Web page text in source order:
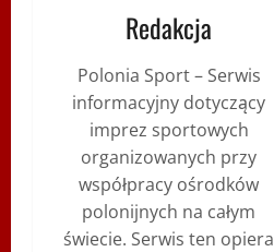
Redakcja
Polonia Sport – Serwis
informacyjny dotyczący
imprez sportowych
organizowanych przy
współpracy ośrodków
polonijnych na całym
świecie. Serwis ten opiera